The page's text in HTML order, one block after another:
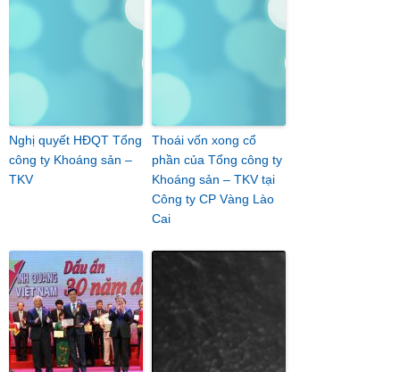
Nghị quyết HĐQT Tổng
công ty Khoáng sản –
TKV
Thoái vốn xong cổ
phần của Tổng công ty
Khoáng sản – TKV tại
Công ty CP Vàng Lào
Cai